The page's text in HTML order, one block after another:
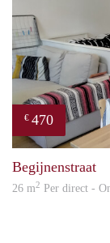
€ 470
Begijnenstraat
26 m2 Per direct -